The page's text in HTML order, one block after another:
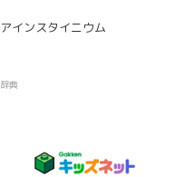
アインスタイニウム
辞典